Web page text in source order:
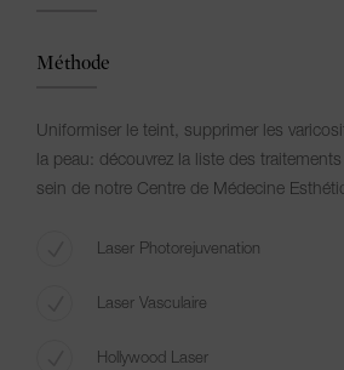
Méthode
Uniformiser le teint, supprimer les
la peau: découvrez la liste des
sein de notre Centre de Médecine
Laser Photorejuvenation
Laser Vasculaire
Hollywood Laser